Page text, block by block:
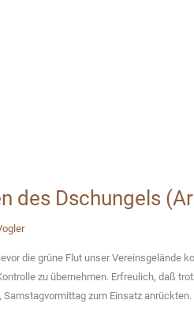
des Dschungels
die grüne Flut unser Vereinsgelände
zu übernehmen. Erfreulich, daß
zum Einsatz